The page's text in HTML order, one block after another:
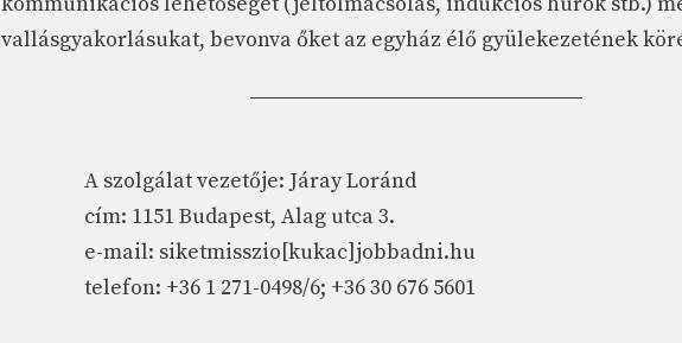
vallásgyakorlásukat, bevonva őket az egyház élő gyülekezetének
A szolgálat vezetője: Járay Loránd
cím: 1151 Budapest, Alag utca 3.
e-mail: siketmisszio[kukac]jobbadni.hu
telefon: +36 1 271-0498/6; +36 30 676 5601